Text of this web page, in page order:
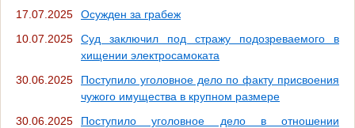
17.07.2025
Осужден за грабеж
10.07.2025
Суд заключил под стражу подозреваемого в
хищении электросамоката
30.06.2025
Поступило уголовное дело по факту присвоения
чужого имущества в крупном размере
30.06.2025
Поступило уголовное дело в отношении